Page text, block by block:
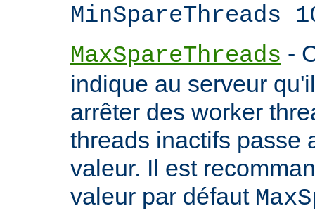
MinSpareThreads
MaxSpareThreads -
indique au serveur
arrêter des worker
threads inactifs passe
valeur. Il est
valeur par défaut